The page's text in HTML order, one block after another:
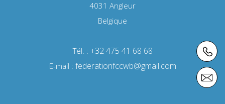
4031 Angleur
Belgique
Tél. : +32 475 41 68 68
E-mail : federationfccwb@gmail.com